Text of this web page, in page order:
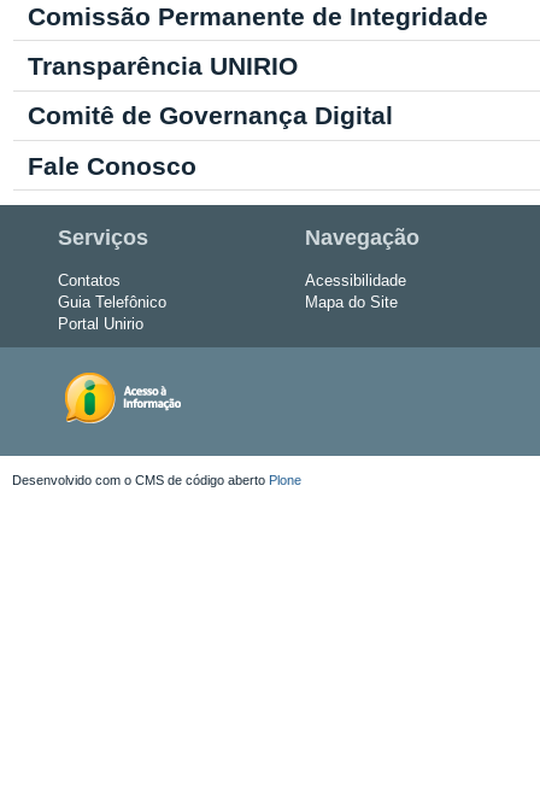
Comissão Permanente de Integridade
Transparência UNIRIO
Comitê de Governança Digital
Fale Conosco
Serviços
Contatos
Guia Telefônico
Portal Unirio
Navegação
Acessibilidade
Mapa do Site
Desenvolvido com o CMS de código aberto Plone